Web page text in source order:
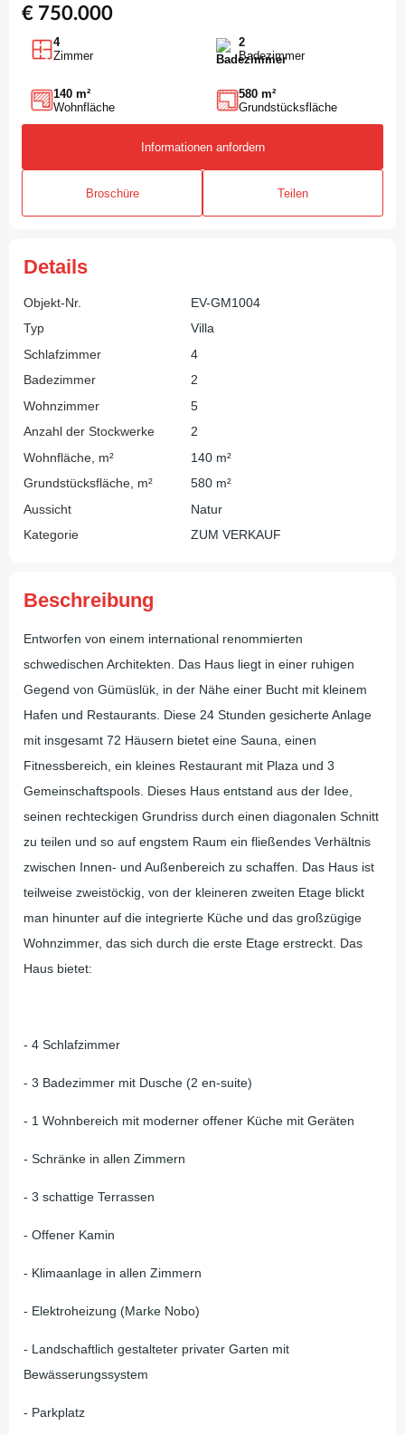
€ 750.000
4
Zimmer
2
Badezimmer
140 m²
Wohnfläche
580 m²
Grundstücksfläche
Informationen anfordern
Broschüre Teilen
Details
Objekt-Nr.
EV-GM1004
Typ
Villa
Schlafzimmer
4
Badezimmer
2
Wohnzimmer
5
Anzahl der Stockwerke
2
Wohnfläche, m²
140 m²
Grundstücksfläche, m²
580 m²
Aussicht
Natur
Kategorie
ZUM VERKAUF
Beschreibung
Entworfen von einem international renommierten
schwedischen Architekten. Das Haus liegt in einer ruhigen
Gegend von Gümüslük, in der Nähe einer Bucht mit kleinem
Hafen und Restaurants. Diese 24 Stunden gesicherte Anlage
mit insgesamt 72 Häusern bietet eine Sauna, einen
Fitnessbereich, ein kleines Restaurant mit Plaza und 3
Gemeinschaftspools. Dieses Haus entstand aus der Idee,
seinen rechteckigen Grundriss durch einen diagonalen Schnitt
zu teilen und so auf engstem Raum ein fließendes Verhältnis
zwischen Innen- und Außenbereich zu schaffen. Das Haus ist
teilweise zweistöckig, von der kleineren zweiten Etage blickt
man hinunter auf die integrierte Küche und das großzügige
Wohnzimmer, das sich durch die erste Etage erstreckt. Das
Haus bietet:
- 4 Schlafzimmer
- 3 Badezimmer mit Dusche (2 en-suite)
- 1 Wohnbereich mit moderner offener Küche mit Geräten
- Schränke in allen Zimmern
- 3 schattige Terrassen
- Offener Kamin
- Klimaanlage in allen Zimmern
- Elektroheizung (Marke Nobo)
- Landschaftlich gestalteter privater Garten mit
Bewässerungssystem
- Parkplatz